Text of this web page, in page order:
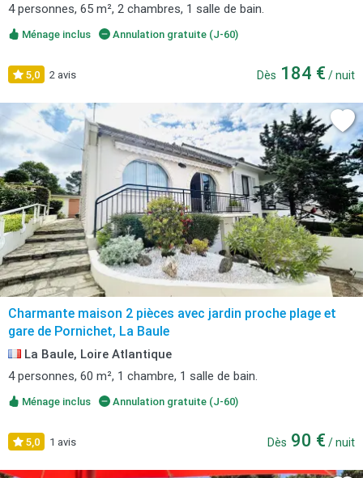
4 personnes, 65 m², 2 chambres, 1 salle de bain.
Ménage inclus Annulation gratuite (J-60)
5,0 2 avis Dès 184 € / nuit
Charmante maison 2 pièces avec jardin proche plage et
gare de Pornichet, La Baule
La Baule, Loire Atlantique
4 personnes, 60 m², 1 chambre, 1 salle de bain.
Ménage inclus Annulation gratuite (J-60)
5,0 1 avis Dès 90 € / nuit